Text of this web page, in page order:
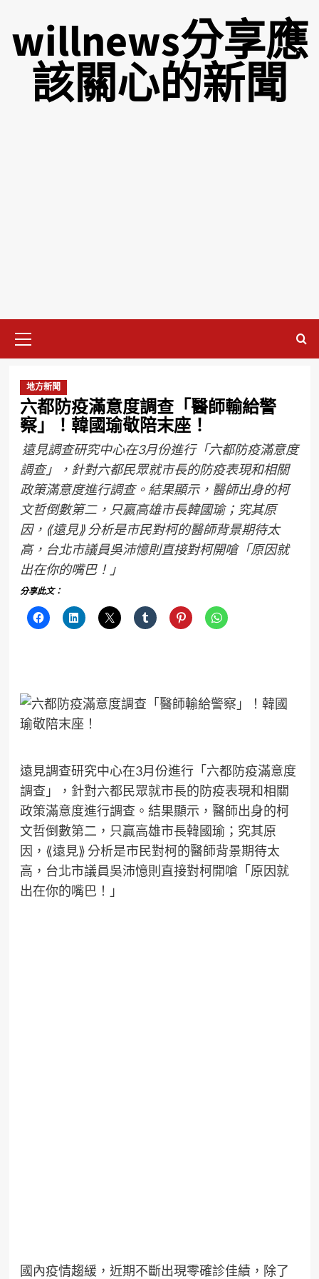
willnews分享應
該關心的新聞
地方新聞
六都防疫滿意度調查「醫師輸給警
察」！韓國瑜敬陪末座！
遠見調查研究中心在3月份進行「六都防疫滿意度
調查」，針對六都民眾就市長的防疫表現和相關
政策滿意度進行調查。結果顯示，醫師出身的柯
文哲倒數第二，只贏高雄市長韓國瑜；究其原
因，⟪遠見⟫ 分析是市民對柯的醫師背景期待太
高，台北市議員吳沛憶則直接對柯開嗆「原因就
出在你的嘴巴！」
分享此文：
遠見調查研究中心在3月份進行「六都防疫滿意度
調查」，針對六都民眾就市長的防疫表現和相關
政策滿意度進行調查。結果顯示，醫師出身的柯
文哲倒數第二，只贏高雄市長韓國瑜；究其原
因，⟪遠見⟫ 分析是市民對柯的醫師背景期待太
高，台北市議員吳沛憶則直接對柯開嗆「原因就
出在你的嘴巴！」
國內疫情趨緩，近期不斷出現零確診佳績，除了